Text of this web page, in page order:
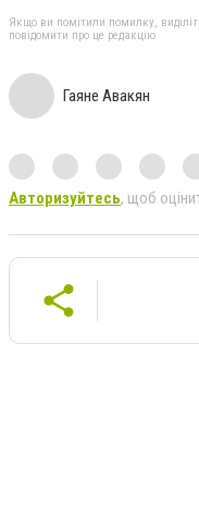
Якщо ви помітили помилку,
повідомити про це редакцію
Гаяне Авакян
Авторизуйтесь, щоб